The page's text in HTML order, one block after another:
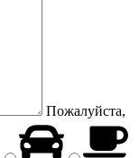
Пожалуйста,